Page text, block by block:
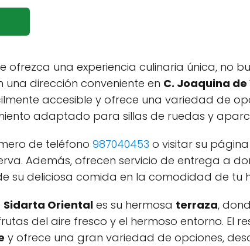
ofrezca una experiencia culinaria única, no
una dirección conveniente en C. Joaquina
accesible y ofrece una variedad de
adaptado para sillas de ruedas y
de teléfono 987040453 o visitar su
Además, ofrecen servicio de entrega a
su deliciosa comida en la comodidad de tu
Sidarta Oriental es su hermosa terraza,
del aire fresco y el hermoso entorno. El
y ofrece una gran variedad de opciones,